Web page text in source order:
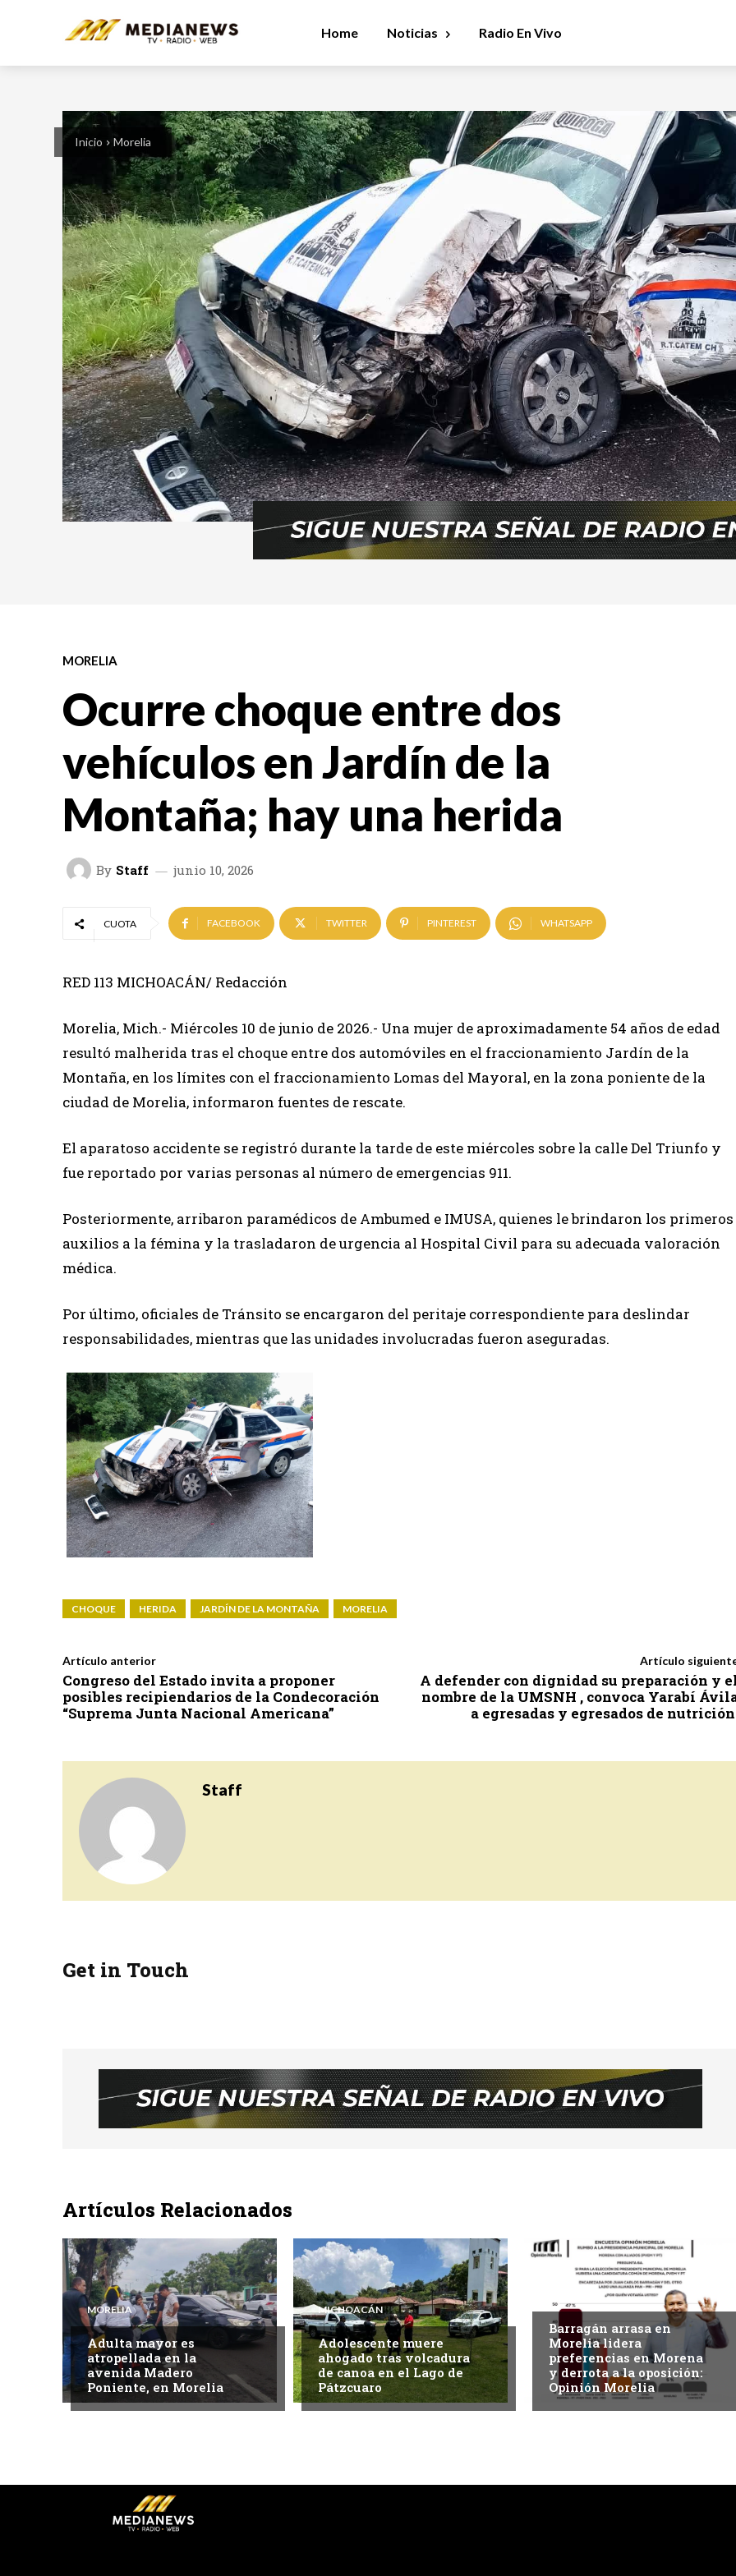
Home Noticias Radio En Vivo
Inicio Morelia
MORELIA
Ocurre choque entre dos
vehículos en Jardín de la
Montaña; hay una herida
By Staff junio 10, 2026
CUOTA FACEBOOK TWITTER PINTEREST WHATSAPP
RED 113 MICHOACÁN/ Redacción
Morelia, Mich.- Miércoles 10 de junio de 2026.- Una mujer de aproximadamente 54 años de edad
resultó malherida tras el choque entre dos automóviles en el fraccionamiento Jardín de la
Montaña, en los límites con el fraccionamiento Lomas del Mayoral, en la zona poniente de la
ciudad de Morelia, informaron fuentes de rescate.
El aparatoso accidente se registró durante la tarde de este miércoles sobre la calle Del Triunfo y
fue reportado por varias personas al número de emergencias 911.
Posteriormente, arribaron paramédicos de Ambumed e IMUSA, quienes le brindaron los primeros
auxilios a la fémina y la trasladaron de urgencia al Hospital Civil para su adecuada valoración
médica.
Por último, oficiales de Tránsito se encargaron del peritaje correspondiente para deslindar
responsabilidades, mientras que las unidades involucradas fueron aseguradas.
CHOQUE HERIDA JARDÍN DE LA MONTAÑA MORELIA
Artículo anterior
Congreso del Estado invita a proponer
posibles recipiendarios de la Condecoración
“Suprema Junta Nacional Americana”
Artículo
A defender con dignidad su preparación y
nombre de la UMSNH , convoca Yarabí
a egresadas y egresados de
Staff
Get in Touch
Artículos Relacionados
MORELIA
Adulta mayor es
atropellada en la
avenida Madero
Poniente, en Morelia
MICHOACÁN
Adolescente muere
ahogado tras volcadura
de canoa en el Lago de
Pátzcuaro
Barragán arrasa en
Morelia lidera
preferencias en Morena
y derrota a la oposición:
Opinión Morelia